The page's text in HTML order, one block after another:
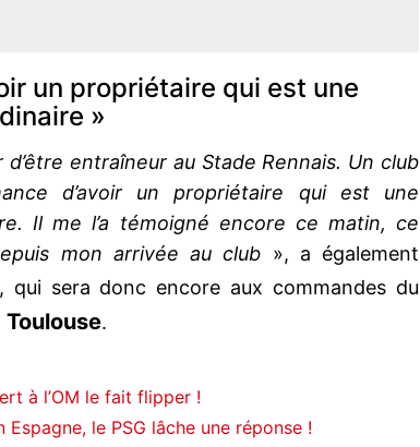
un propriétaire qui est une
»
d’être entraîneur au Stade Rennais. Un club
d’avoir un propriétaire qui est une
Il me l’a témoigné encore ce matin, ce
mon arrivée au club », a également
qui sera donc encore aux commandes du
Toulouse.
à l’OM le fait flipper !
le PSG lâche une réponse !